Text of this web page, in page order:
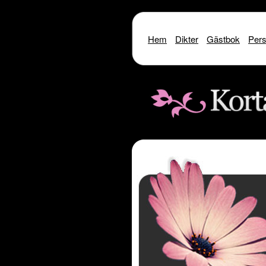
Warning: include() [function.include]: SSL
Warning
Warning
: include(http://
Warning : include() [
Hem Dikter Gästbok